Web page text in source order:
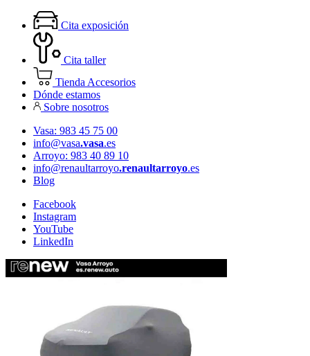
Cita exposición
Cita taller
Tienda Accesorios
Dónde estamos
Sobre nosotros
Vasa: 983 45 75 00
info@vasa.vasa.es
Arroyo: 983 40 89 10
info@renaultarroyo.renaultarroyo.es
Blog
Facebook
Instagram
YouTube
LinkedIn